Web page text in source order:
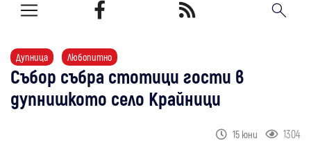
Дупница Любопитно
Събор събра стотици гости в
дупнишкото село Крайници
15 юни 1304